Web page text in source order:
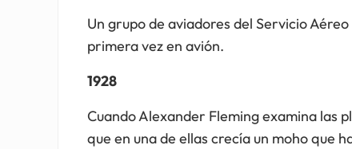
Un grupo de aviadores del Servicio
primera vez en avión.
1928
Cuando Alexander Fleming examina las
que en una de ellas crecía un moho que